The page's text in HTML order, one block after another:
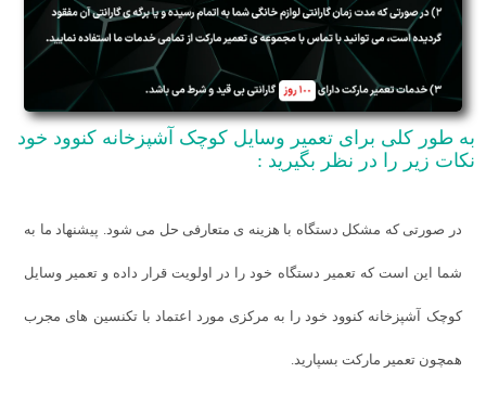
به طور کلی برای تعمیر وسایل کوچک آشپزخانه کنوود خود
نکات زیر را در نظر بگیرید :
در صورتی که مشکل دستگاه با هزینه ی متعارفی حل می شود. پیشنهاد ما به
شما این است که تعمیر دستگاه خود را در اولویت قرار داده و تعمیر وسایل
کوچک آشپزخانه کنوود خود را به مرکزی مورد اعتماد با تکنسین های مجرب
همچون تعمیر مارکت بسپارید.